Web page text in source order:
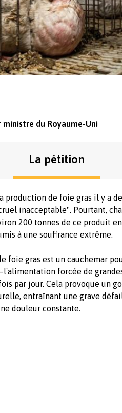
ministre du Royaume-Uni
La pétition
production de foie gras il y a
inacceptable". Pourtant,
200 tonnes de ce produit
à une souffrance extrême.
foie gras est un cauchemar
forcée de
par jour. Cela provoque un
entraînant une grave
douleur constante.